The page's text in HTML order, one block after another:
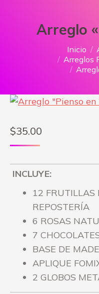
Arreglo
Inicio
Arreglos
$35.00
INCLUYE:
12 FRUTILLAS
REPOSTERÍA
6 ROSAS
7
BASE DE
APLIQUE
2 GLOBOS